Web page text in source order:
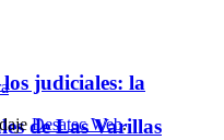
judiciales: la
de Las Varillas
Desatec Web.